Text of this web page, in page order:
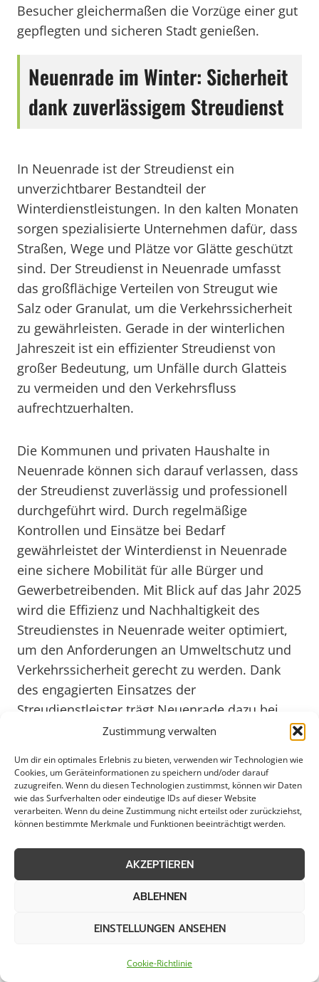
Zustimmung verwalten
Um dir ein optimales Erlebnis zu bieten, verwenden wir Technologien wie
Cookies, um Geräteinformationen zu speichern und/oder darauf
zuzugreifen. Wenn du diesen Technologien zustimmst, können wir Daten
wie das Surfverhalten oder eindeutige IDs auf dieser Website
verarbeiten. Wenn du deine Zustimmung nicht erteilst oder zurückziehst,
können bestimmte Merkmale und Funktionen beeinträchtigt werden.
AKZEPTIEREN
ABLEHNEN
EINSTELLUNGEN ANSEHEN
Cookie-Richtlinie
Besucher gleichermaßen die Vorzüge einer gut
gepflegten und sicheren Stadt genießen.
Neuenrade im Winter: Sicherheit
dank zuverlässigem Streudienst
In Neuenrade ist der Streudienst ein
unverzichtbarer Bestandteil der
Winterdienstleistungen. In den kalten Monaten
sorgen spezialisierte Unternehmen dafür, dass
Straßen, Wege und Plätze vor Glätte geschützt
sind. Der Streudienst in Neuenrade umfasst
das großflächige Verteilen von Streugut wie
Salz oder Granulat, um die Verkehrssicherheit
zu gewährleisten. Gerade in der winterlichen
Jahreszeit ist ein effizienter Streudienst von
großer Bedeutung, um Unfälle durch Glatteis
zu vermeiden und den Verkehrsfluss
aufrechtzuerhalten.
Die Kommunen und privaten Haushalte in
Neuenrade können sich darauf verlassen, dass
der Streudienst zuverlässig und professionell
durchgeführt wird. Durch regelmäßige
Kontrollen und Einsätze bei Bedarf
gewährleistet der Winterdienst in Neuenrade
eine sichere Mobilität für alle Bürger und
Gewerbetreibenden. Mit Blick auf das Jahr 2025
wird die Effizienz und Nachhaltigkeit des
Streudienstes in Neuenrade weiter optimiert,
um den Anforderungen an Umweltschutz und
Verkehrssicherheit gerecht zu werden. Dank
des engagierten Einsatzes der
Streudienstleister trägt Neuenrade dazu bei,
dass auch in den kalten Wintermonaten ein
gewährleistet ist.
Verlässlicher Winterdienst in
Neuenrade für alle Anforderungen
In Neuenrade ist der Winter eine
unverzichtbaren Dienstleistung für Gewerbe,